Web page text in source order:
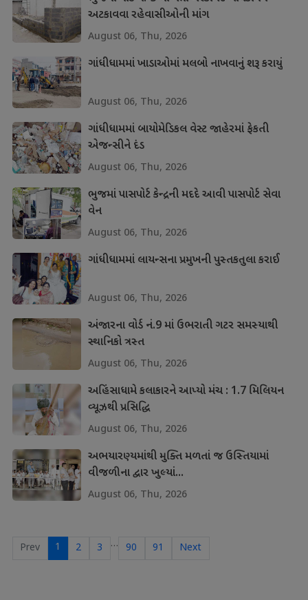
અટકાવવા રહેવાસીઓની માંગ
August 06, Thu, 2026
ગાંધીધામમાં ખાડાઓમાં મલબો નાખવાનું શરૂ કરાયું
August 06, Thu, 2026
ગાંધીધામમાં બાયોમેડિકલ વેસ્ટ જાહેરમાં ફેકતી
એજન્સીને દંડ
August 06, Thu, 2026
ભુજમાં પાસપોર્ટ કેન્દ્રની મદદે આવી પાસપોર્ટ સેવા
વેન
August 06, Thu, 2026
ગાંધીધામમાં લાયન્સના પ્રમુખની પુસ્તકતુલા કરાઈ
August 06, Thu, 2026
અંજારના વોર્ડ નં.9 માં ઉભરાતી ગટર સમસ્યાથી
સ્થાનિકો ત્રસ્ત
August 06, Thu, 2026
અહિંસાધામે કલાકારને આપ્યો મંચ : 1.7 મિલિયન
વ્યૂઝથી પ્રસિદ્ધિ
August 06, Thu, 2026
અભયારણ્યમાંથી મુક્તિ મળતાં જ ઉસ્તિયામાં
વીજળીના દ્વાર ખુલ્યાં...
August 06, Thu, 2026
Prev 1 2 3 … 90 91 Next